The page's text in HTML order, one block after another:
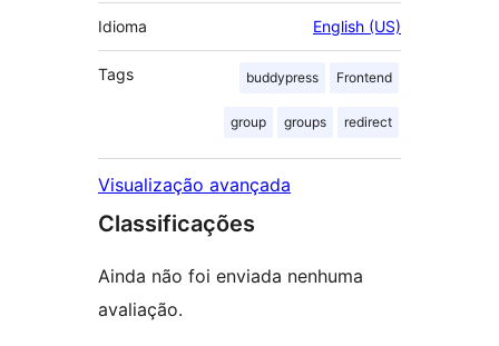
Idioma English (US)
Tags buddypress Frontend
group groups redirect
Visualização avançada
Classificações
Ainda não foi enviada nenhuma
avaliação.